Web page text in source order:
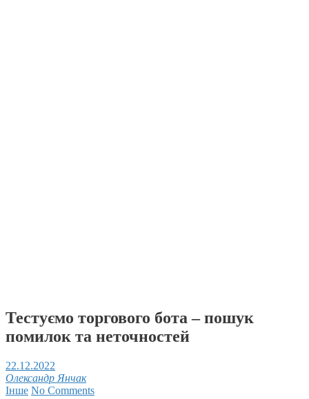
Тестуємо торгового бота – пошук
помилок та неточностей
22.12.2022
Олександр Янчак
Інше No Comments